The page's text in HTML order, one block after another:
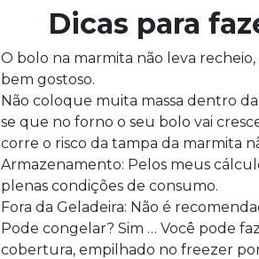
Dicas para
O bolo na marmita não leva
bem gostoso.
Não coloque muita massa dentro
se que no forno o seu bolo vai
corre o risco da tampa da marmita
Armazenamento: Pelos meus
plenas condições de consumo.
Fora da Geladeira: Não é
Pode congelar? Sim … Você pode
cobertura, empilhado no freezer por